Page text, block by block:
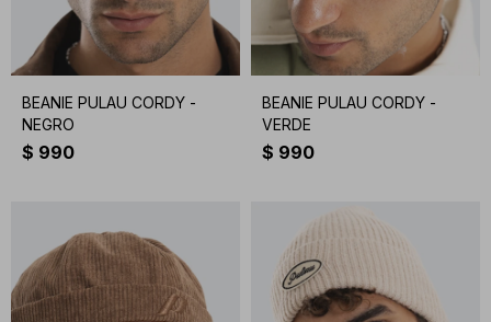
BEANIE PULAU CORDY -
NEGRO
$ 990
BEANIE PULAU CORDY -
VERDE
$ 990